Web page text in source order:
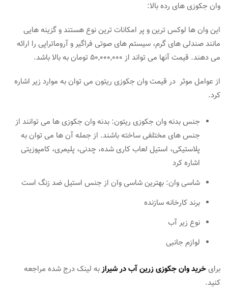
وان جکوزی های رده بالا:
این وان ها لوکس ترین و پر امکانات ترین نوع هستند و گزینه هایی
مانند صندلی های گرم، سیستم های صوتی فراگیر و آروماتراپی را ارائه
می دهند. قیمت آنها می تواند از 50,000,000 تومان به بالا باشد.
از عوامل موثر در قیمت وان جکوزی ریتون می توان به موارد زیر اشاره
کرد.
جنس بدنه وان جکوزی ریتون: بدنه وان جکوزی ها می توانند از
جنس های مختلفی ساخته باشند. از جمله آن ها می توان به
پلاستیکی، استیل لعاب کاری شده، چدنی، پلیمری، کامپوزیتی
اشاره کرد
شاسی وان: بهترین شاسی وان از جنس استیل ضد زنگ است
برند کارخانه سازنده
نوع زیر آب
لوازم جانبی
برایخرید وان جکوزی زرین آب در شیرازبه لینک درج شده مراجعه
کنید.